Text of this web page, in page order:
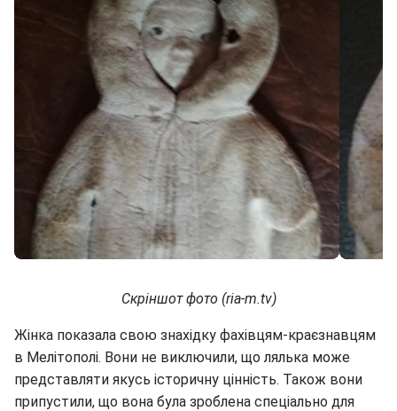
Скріншот фото (ria-m.tv)
Жінка показала свою знахідку фахівцям-краєзнавцям
в Мелітополі. Вони не виключили, що лялька може
представляти якусь історичну цінність. Також вони
припустили, що вона була зроблена спеціально для